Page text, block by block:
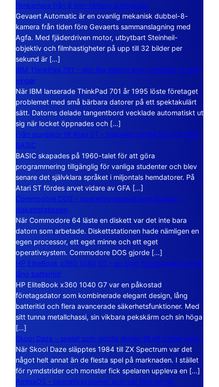
filmkamera från 8 mm-filmens storhetstid
Gevaert Automatic är en ovanlig mekanisk dubbel-8-
kamera från tiden före Gevaerts sammanslagning med
Agfa. Med fjäderdriven motor, utbytbart Steinheil-
objektiv och filmhastigheter på upp till 32 bilder per
sekund är […]
IBM ThinkPad 701 – den lilla datorn som vecklade ut sina
vingar
När IBM lanserade ThinkPad 701 år 1995 löste företaget
problemet med små bärbara datorer på ett spektakulärt
sätt. Datorns delade tangentbord vecklade automatiskt ut
sig när locket öppnades och […]
Från stordator till Atari ST – historien om BASIC och GFA
BASIC
BASIC skapades på 1960-talet för att göra
programmering tillgänglig för vanliga studenter och blev
senare det självklara språket i miljontals hemdatorer. På
Atari ST fördes arvet vidare av GFA […]
Commodore DOS – operativsystemet som bodde i
diskettstationen
När Commodore 64 läste en diskett var det inte bara
datorn som arbetade. Diskettstationen hade nämligen en
egen processor, ett eget minne och ett eget
operativsystem. Commodore DOS gjorde […]
HP EliteBook x360 1040 G7 – en lyxig företagsdator med
lång batteritid
HP EliteBook x360 1040 G7 var en påkostad
företagsdator som kombinerade elegant design, lång
batteritid och flera avancerade säkerhetsfunktioner. Med
sitt tunna metallchassi, sin vikbara pekskärm och sin höga
[…]
Skool Daze – spelet som gjorde skolan till ett öppet kaos
När Skool Daze släpptes 1984 till ZX Spectrum var det
något helt annat än de flesta spel på marknaden. I stället
för rymdstrider och monster fick spelaren uppleva en […]
AmigaOS – operativsystemet som var före sin tid